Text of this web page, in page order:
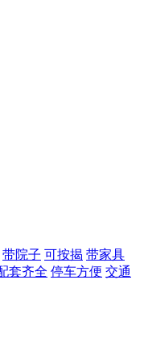
带院子 可按揭 带家具
套齐全 停车方便 交通